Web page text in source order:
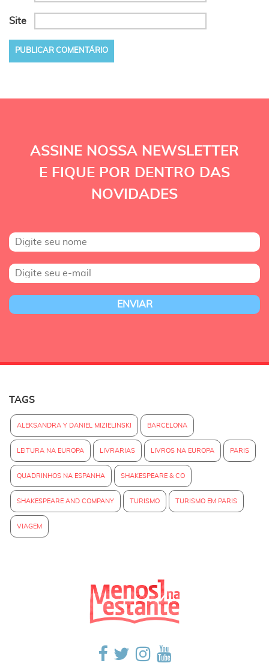
Site
ASSINE NOSSA NEWSLETTER
E FIQUE POR DENTRO DAS
NOVIDADES
TAGS
ALEKSANDRA Y DANIEL MIZIELINSKI BARCELONA
LEITURA NA EUROPA LIVRARIAS LIVROS NA EUROPA PARIS
QUADRINHOS NA ESPANHA SHAKESPEARE & CO
SHAKESPEARE AND COMPANY TURISMO TURISMO EM PARIS
VIAGEM